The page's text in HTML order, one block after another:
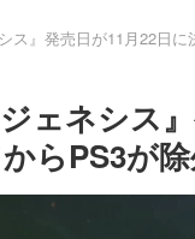
ス』発売日が11月22日
ェネシス
らPS3が